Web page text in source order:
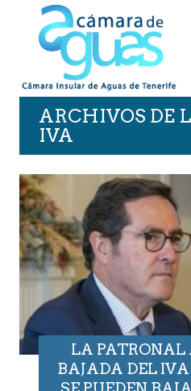
ARCHIVOS DE
IVA
LA PATRONAL
BAJADA DEL